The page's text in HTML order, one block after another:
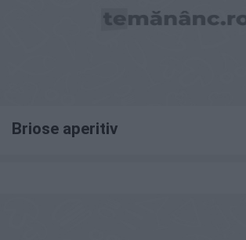
Briose aperitiv